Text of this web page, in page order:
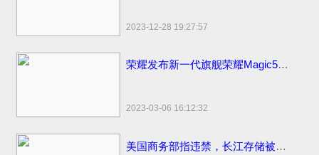
2023-12-28 19:27:57
荣耀发布新一代旗舰荣耀Magic5系列，新款上市价格分期0首付3999元起
2023-03-06 16:12:32
美国商务部指违禁，长江存储被美国拜登制裁名单面临停工裁员